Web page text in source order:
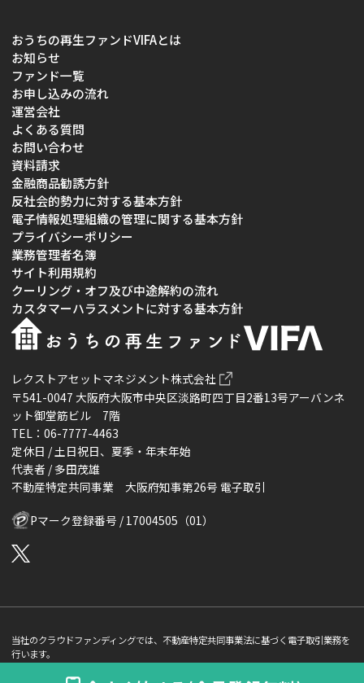
レクストアセットマネジメント株式会社
〒541-0047 大阪府大阪市中央区淡路町四丁目2番13号アーバンネ
ット御堂筋ビル 7階
TEL：06-7777-4463
定休日 / 土日祝日、夏季・年末年始
代表者 / 多田茂雄
不動産特定共同事業 大阪府知事第26号 電子取引
Pマーク登録番号 / 17004505（01）
おうちの再生ファンドVIFAとは
お知らせ
ファンド一覧
お申し込みの流れ
運営会社
よくある質問
お問い合わせ
資料請求
金融商品勧誘方針
反社会的勢力に対する基本方針
電子情報処理組織の管理に関する基本方針
プライバシーポリシー
業務管理者名簿
サイト利用規約
クーリング・オフ及び中途解約の流れ
カスタマーハラスメントに対する基本方針
当社のクラウドファンディングでは、不動産特定共同事業法に基づく電子取引業務を
行います。